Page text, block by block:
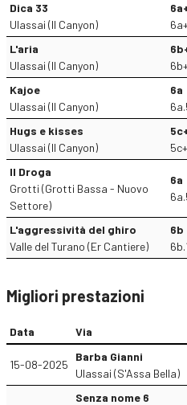
Dica 33
Ulassai (Il Canyon)
L'aria
Ulassai (Il Canyon)
Kajoe
Ulassai (Il Canyon)
6a
Hugs e kisses
Ulassai (Il Canyon)
Il Droga
Grotti (Grotti Bassa - Nuovo
Settore)
6a
L'aggressività del ghiro
Valle del Turano (Er Cantiere)
6b
Migliori prestazioni
Data Via
15-08-2025
Barba Gianni
Ulassai (S'Assa Bella)
Senza nome 6